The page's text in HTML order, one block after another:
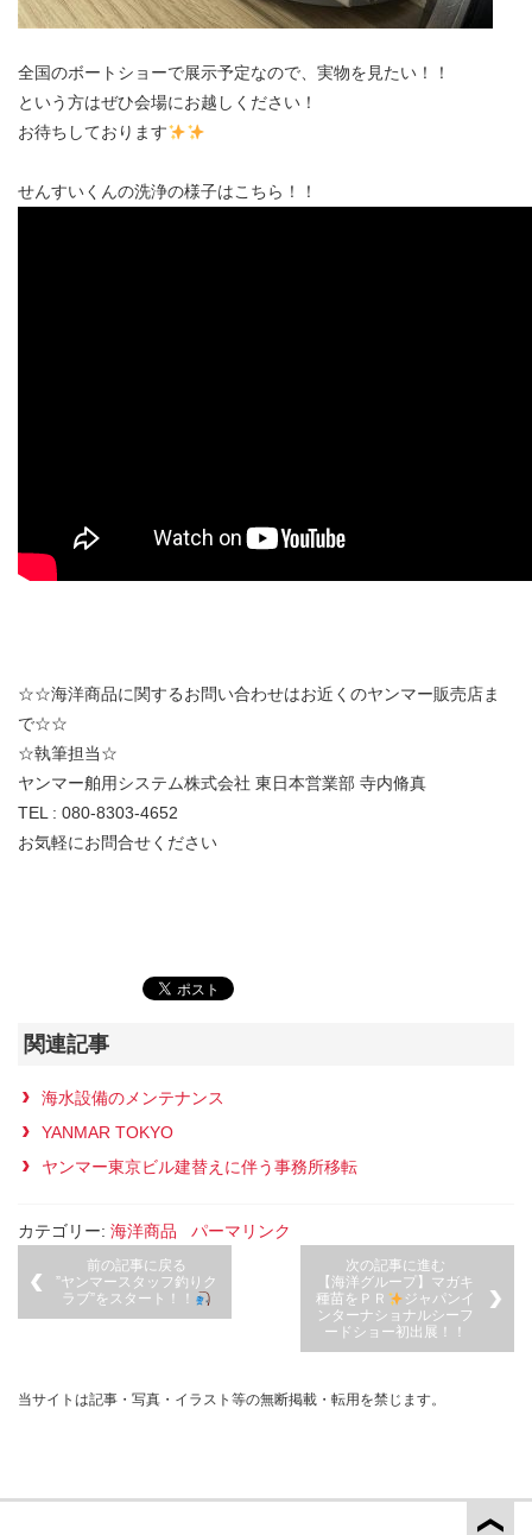
全国のボートショーで展示予定なので、実物を見たい！！
という方はぜひ会場にお越しください！
お待ちしております
せんすいくんの洗浄の様子はこちら！！
☆☆海洋商品に関するお問い合わせはお近くのヤンマー販売店ま
で☆☆
☆執筆担当☆
ヤンマー舶用システム株式会社 東日本営業部 寺内脩真
TEL : 080-8303-4652
お気軽にお問合せください
関連記事
海水設備のメンテナンス
YANMAR TOKYO
ヤンマー東京ビル建替えに伴う事務所移転
カテゴリー: 海洋商品 パーマリンク
前の記事に戻る
”ヤンマースタッフ釣りク
ラブ”をスタート！！
次の記事に進む
【海洋グループ】マガキ
種苗をＰＲ
ジャパンイ
ンターナショナルシーフ
ードショー初出展！！
当サイトは記事・写真・イラスト等の無断掲載・転用を禁じます。